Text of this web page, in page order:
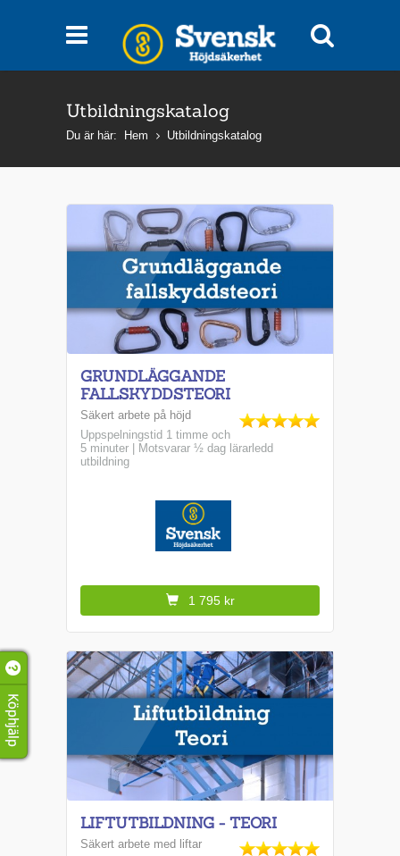
Utbildningskatalog
Du är här: Hem Utbildningskatalog
GRUNDLÄGGANDE
FALLSKYDDSTEORI
Säkert arbete på höjd
Uppspelningstid 1 timme och
5 minuter | Motsvarar ½ dag lärarledd
utbildning
1 795 kr
LIFTUTBILDNING - TEORI
Säkert arbete med liftar